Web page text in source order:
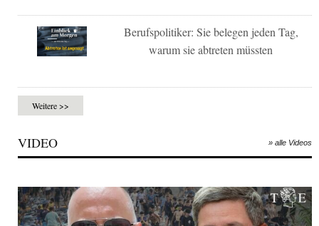
Berufspolitiker: Sie belegen jeden Tag,
warum sie abtreten müssten
Weitere >>
VIDEO » alle Videos